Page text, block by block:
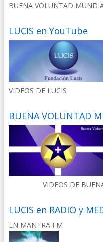
BUENA VOLUNTAD
LUCIS en YouTube
VIDEOS DE LUCIS
BUENA VOLUNTAD
VIDEOS DE
LUCIS en RADIO y
EN MANTRA FM